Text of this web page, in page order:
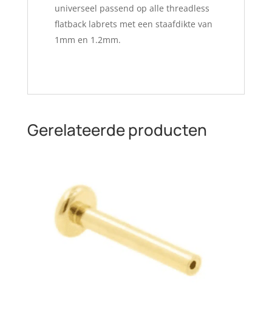
universeel passend op alle threadless
flatback labrets met een staafdikte van
1mm en 1.2mm.
Gerelateerde producten